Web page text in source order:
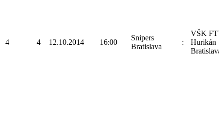
4 4 12.10.2014 16:00
Snipers
Bratislava
:
VŠK
Hurikán